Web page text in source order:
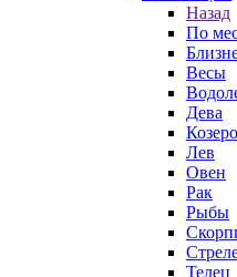
Назад
По
Весы
Дева
Лев
Овен
Рак
Рыбы
Телец